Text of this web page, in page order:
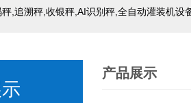
,追溯秤,收银秤,AI识别秤,全自动灌装机设
产品展示